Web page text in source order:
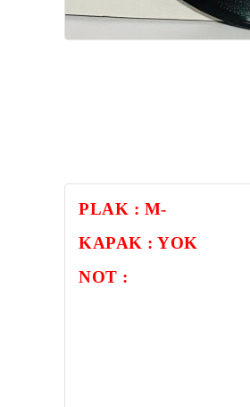
PLAK : M-
KAPAK : YOK
NOT :